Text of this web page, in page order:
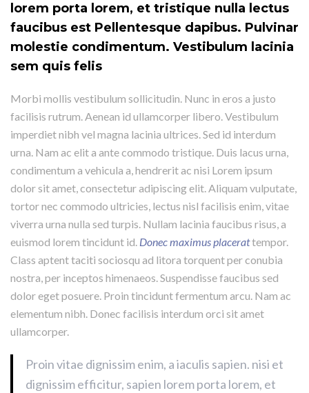
lorem porta lorem, et tristique nulla lectus
faucibus est Pellentesque dapibus. Pulvinar
molestie condimentum. Vestibulum lacinia
sem quis felis
Morbi mollis vestibulum sollicitudin. Nunc in eros a justo
facilisis rutrum. Aenean id ullamcorper libero. Vestibulum
imperdiet nibh vel magna lacinia ultrices. Sed id interdum
urna. Nam ac elit a ante commodo tristique. Duis lacus urna,
condimentum a vehicula a, hendrerit ac nisi Lorem ipsum
dolor sit amet, consectetur adipiscing elit. Aliquam vulputate,
tortor nec commodo ultricies, lectus nisl facilisis enim, vitae
viverra urna nulla sed turpis. Nullam lacinia faucibus risus, a
euismod lorem tincidunt id. Donec maximus placerattempor.
Class aptent taciti sociosqu ad litora torquent per conubia
nostra, per inceptos himenaeos. Suspendisse faucibus sed
dolor eget posuere. Proin tincidunt fermentum arcu. Nam ac
elementum nibh. Donec facilisis interdum orci sit amet
ullamcorper.
Proin vitae dignissim enim, a iaculis sapien. nisi et
dignissim efficitur, sapien lorem porta lorem, et